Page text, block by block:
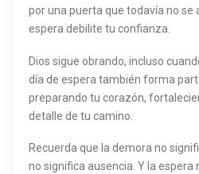
por una puerta que todavía no se
espera debilite tu confianza.
Dios sigue obrando, incluso
día de espera también forma
preparando tu corazón,
detalle de tu camino.
Recuerda que la demora no
no significa ausencia. Y la